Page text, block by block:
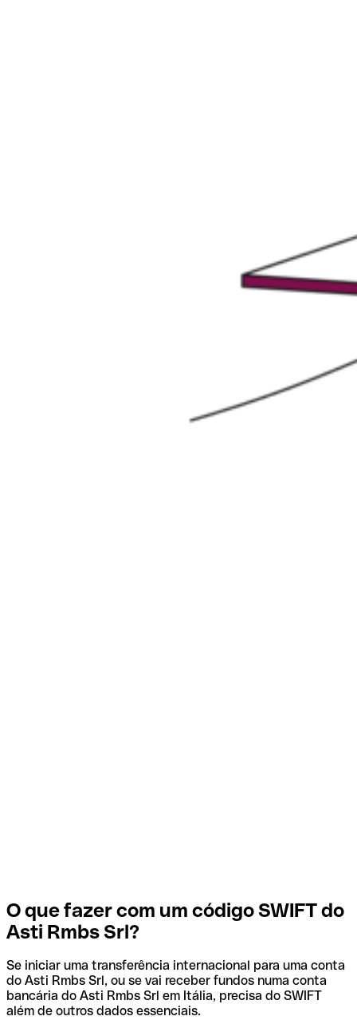
O que fazer com um código SWIFT do
Asti Rmbs Srl?
Se iniciar uma transferência internacional para uma conta
do Asti Rmbs Srl, ou se vai receber fundos numa conta
bancária do Asti Rmbs Srl em Itália, precisa do SWIFT
além de outros dados essenciais.